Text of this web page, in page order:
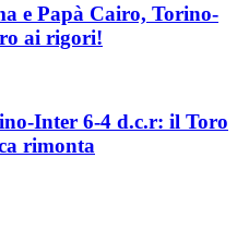
e Papà Cairo, Torino-
ai rigori!
Inter 6-4 d.c.r: il Toro
rimonta